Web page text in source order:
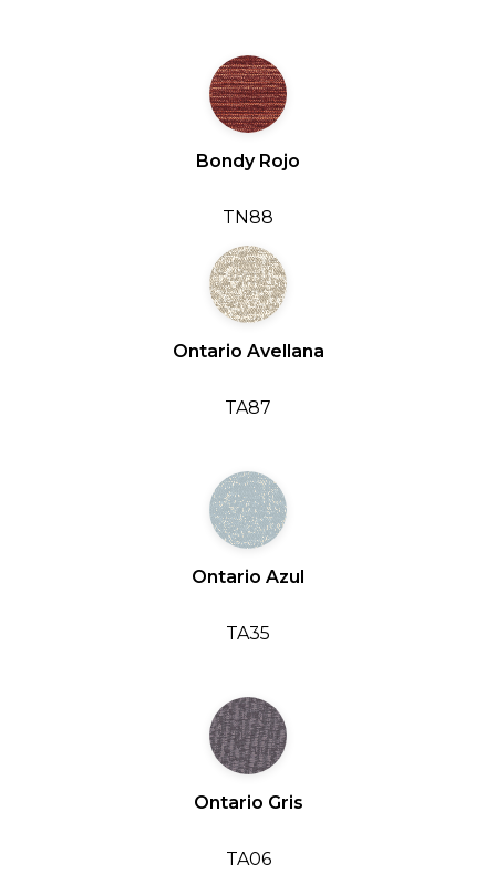
Bondy Rojo
TN88
Ontario Avellana
TA87
Ontario Azul
TA35
Ontario Gris
TA06